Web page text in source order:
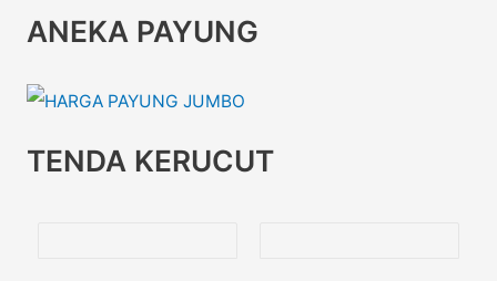
ANEKA PAYUNG
TENDA KERUCUT